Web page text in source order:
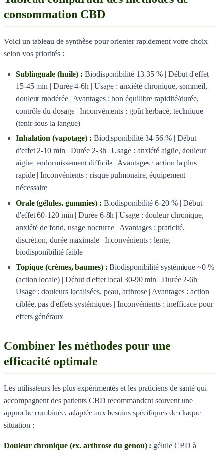
consommation CBD
Voici un tableau de synthèse pour orienter rapidement votre choix
selon vos priorités :
Sublinguale (huile) : Biodisponibilité 13-35 % | Début d'effet
15-45 min | Durée 4-6h | Usage : anxiété chronique, sommeil,
douleur modérée | Avantages : bon équilibre rapidité/durée,
contrôle du dosage | Inconvénients : goût herbacé, technique
(tenir sous la langue)
Inhalation (vapotage) : Biodisponibilité 34-56 % | Début
d'effet 2-10 min | Durée 2-3h | Usage : anxiété aigüe, douleur
aigüe, endormissement difficile | Avantages : action la plus
rapide | Inconvénients : risque pulmonaire, équipement
nécessaire
Orale (gélules, gummies) : Biodisponibilité 6-20 % | Début
d'effet 60-120 min | Durée 6-8h | Usage : douleur chronique,
anxiété de fond, usage nocturne | Avantages : praticité,
discrétion, durée maximale | Inconvénients : lente,
biodisponibilité faible
Topique (crèmes, baumes) : Biodisponibilité systémique ~0 %
(action locale) | Début d'effet local 30-90 min | Durée 2-6h |
Usage : douleurs localisées, peau, arthrose | Avantages : action
ciblée, pas d'effets systémiques | Inconvénients : inefficace pour
effets généraux
Combiner les méthodes pour une
efficacité optimale
Les utilisateurs les plus expérimentés et les praticiens de santé qui
accompagnent des patients CBD recommandent souvent une
approche combinée, adaptée aux besoins spécifiques de chaque
situation :
Douleur chronique (ex. arthrose du genou) : gélule CBD à